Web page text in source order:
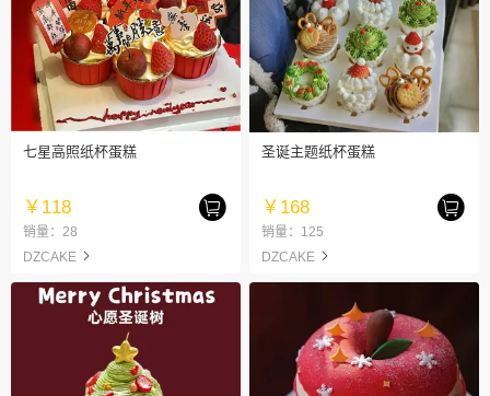
七星高照纸杯蛋糕
￥118
销量：28
DZCAKE
圣诞主题纸杯蛋糕
￥168
销量：125
DZCAKE